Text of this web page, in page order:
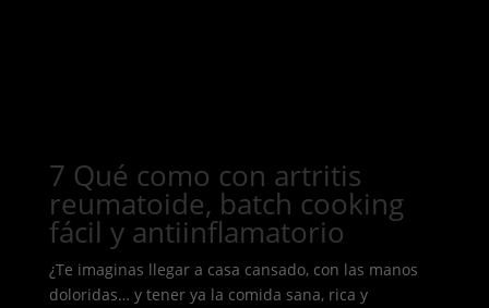
7 Qué como con artritis
reumatoide, batch cooking
fácil y antiinflamatorio
¿Te imaginas llegar a casa cansado, con las manos
doloridas… y tener ya la comida sana, rica y